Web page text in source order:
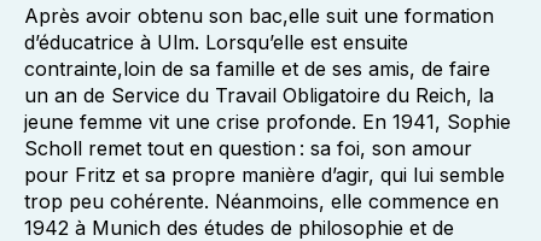
Après avoir obtenu son bac,elle suit une formation
d’éducatrice à Ulm. Lorsqu’elle est ensuite
contrainte,loin de sa famille et de ses amis, de faire
un an de Service du Travail Obligatoire du Reich, la
jeune femme vit une crise profonde. En 1941, Sophie
Scholl remet tout en question : sa foi, son amour
pour Fritz et sa propre manière d’agir, qui lui semble
trop peu cohérente. Néanmoins, elle commence en
1942 à Munich des études de philosophie et de